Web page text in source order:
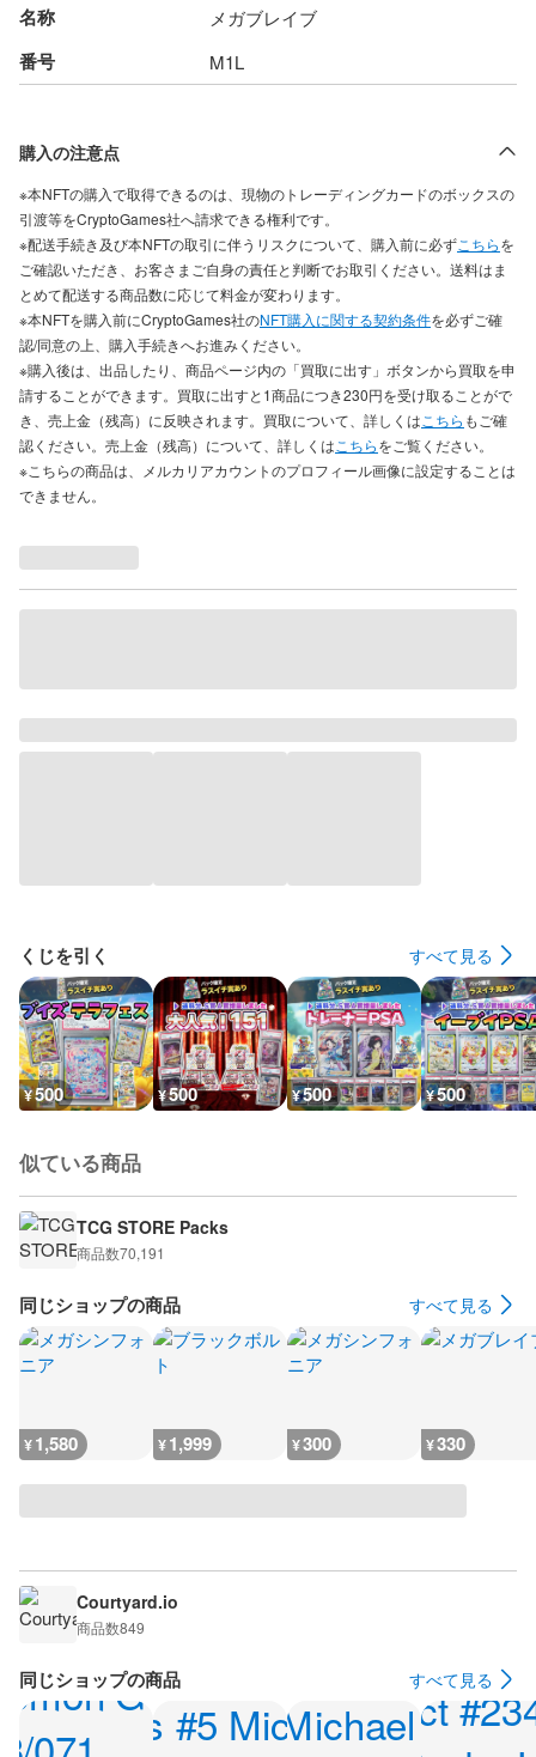
名称 メガブレイブ
番号 M1L
購入の注意点
※本NFTの購入で取得できるのは、現物のトレーディングカードのボックスの
引渡等をCryptoGames社へ請求できる権利です。
※配送手続き及び本NFTの取引に伴うリスクについて、購入前に必ずこちらを
ご確認いただき、お客さまご自身の責任と判断でお取引ください。 送料はま
とめて配送する商品数に応じて料金が変わります。
※本NFTを購入前にCryptoGames社のNFT購入に関する契約条件を必ずご確
認/同意の上、購入手続きへお進みください。
※購入後は、出品したり、商品ページ内の「買取に出す」ボタンから買取を申
請することができます。買取に出すと1商品につき230円を受け取ることがで
き、売上金（残高）に反映されます。買取について、詳しくは こちら もご確
認ください。売上金（残高）について、詳しくは こちらをご覧ください。
※こちらの商品は、メルカリアカウントのプロフィール画像に設定することは
できません。
くじを引く すべて見る
¥500 ¥500 ¥500 ¥500
似ている商品
TCG STORE Packs
商品数70,191
同じショップの商品 すべて見る
¥1,580 ¥1,999 ¥300 ¥330
Courtyard.io
商品数849
同じショップの商品 すべて見る